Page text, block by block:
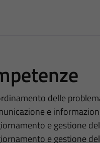
delle
e
e gestione
e gestione